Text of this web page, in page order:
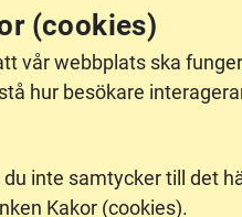
(cookies)
vår webbplats ska
hur besökare
inte samtycker till det
Kakor (cookies).
Tillgänglighet